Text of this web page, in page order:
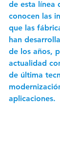
de esta línea
conocen las
que las
han
de los años,
actualidad
de última
aplicaciones.